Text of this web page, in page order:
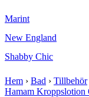
Marint
New England
Shabby Chic
Hem › Bad › Tillbehör
Hamam Kroppslotion